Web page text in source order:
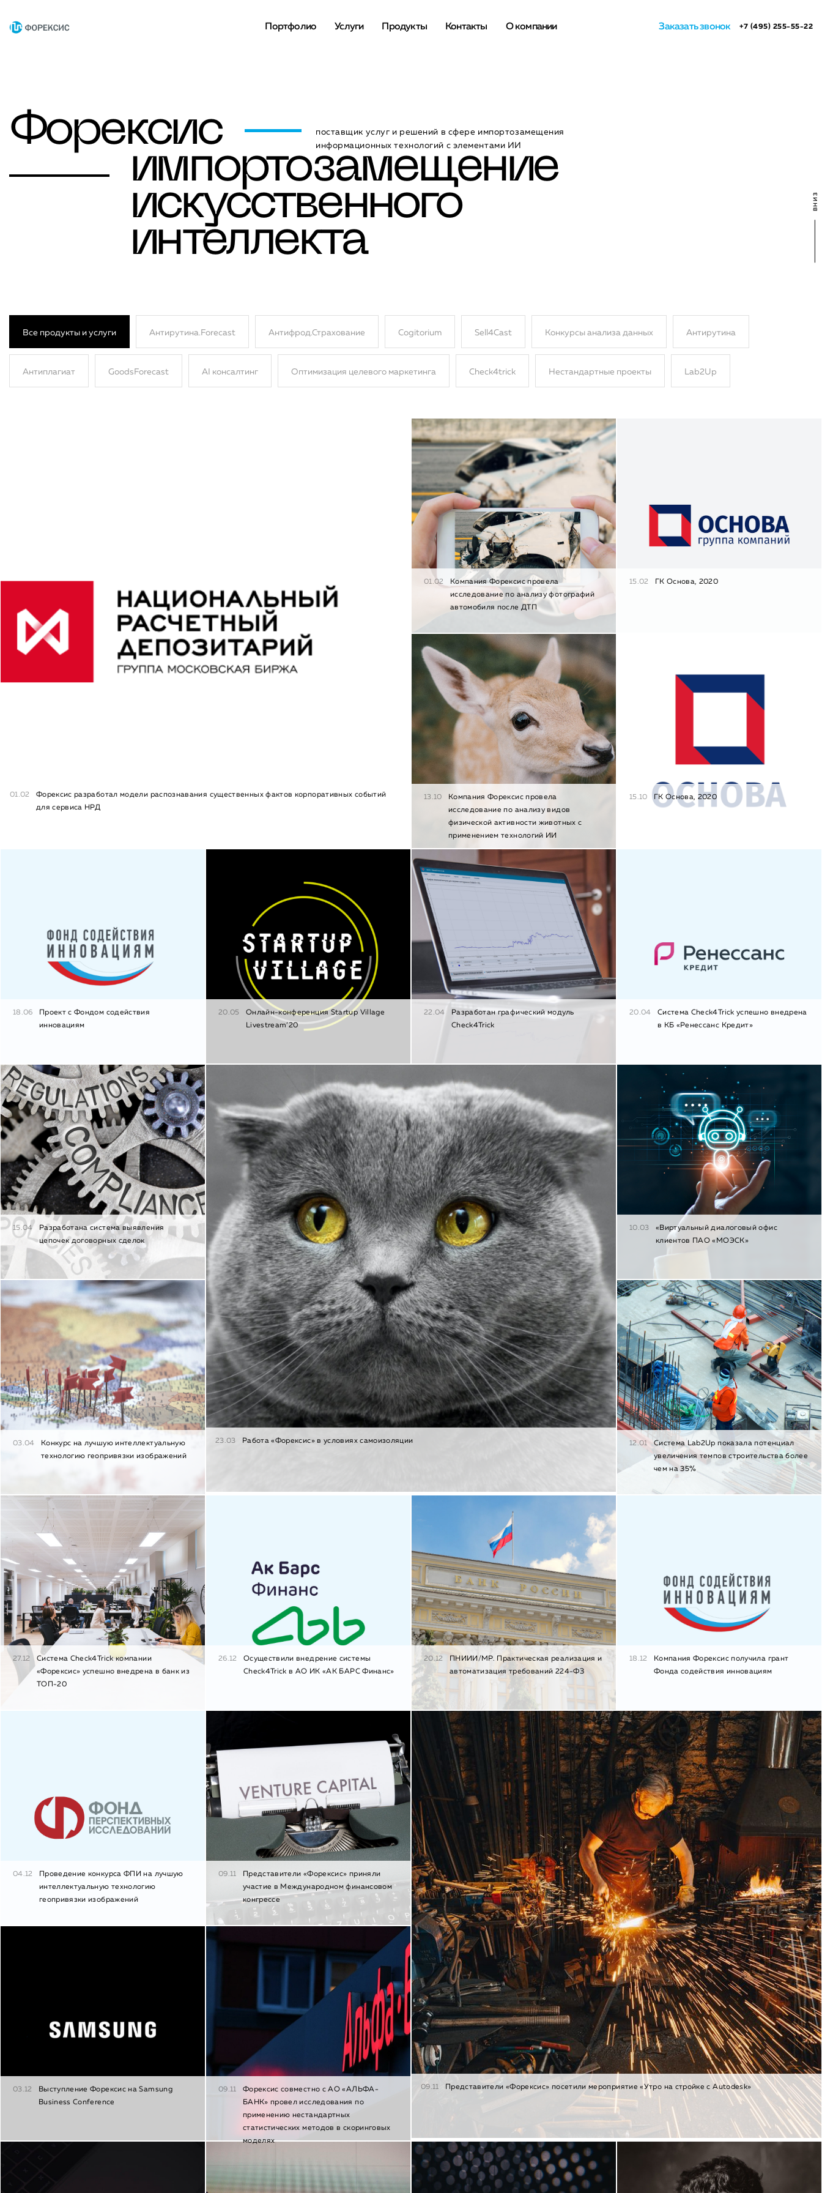
Портфолио Услуги Продукты Контакты О компании Заказать звонок +7 (495) 255-55-22
Форексис
импортозамещение
искусственного
интеллекта
поставщик услуг и решений в сфере импортозамещения
информационных технологий с элементами ИИ
ВНИЗ
Все продукты и услуги Антирутина.Forecast Антифрод.Страхование Cogitorium Sell4Cast Конкурсы анализа данных Антирутина
Антиплагиат GoodsForecast AI консалтинг Оптимизация целевого маркетинга Сheck4trick Нестандартные проекты Lab2Up
01.02
Форексис разработал модели распознавания существенных фактов корпоративных событий
для сервиса НРД
01.02
Компания Форексис провела
исследование по анализу фотографий
автомобиля после ДТП
13.10
Компания Форексис провела
исследование по анализу видов
физической активности животных с
применением технологий ИИ
15.02 ГК Основа, 2020
15.10 ГК Основа, 2020
18.06
Проект с Фондом содействия
инновациям
20.05
Онлайн-конференция Startup Village
Livestream’20
22.04
Разработан графический модуль
Check4Trick
20.04
Система Check4Trick успешно внедрена
в КБ «Ренессанс Кредит»
15.04
Разработана система выявления
цепочек договорных сделок
03.04
Конкурс на лучшую интеллектуальную
технологию геопривязки изображений
23.03 Работа «Форексис» в условиях самоизоляции
10.03
«Виртуальный диалоговый офис
клиентов ПАО «МОЭСК»
12.01
Cистема Lab2Up показала потенциал
увеличения темпов строительства более
чем на 35%
27.12
Система Check4Trick компании
«Форексис» успешно внедрена в банк из
ТОП-20
26.12
Осуществили внедрение системы
Check4Trick в АО ИК «АК БАРС Финанс»
20.12
ПНИИИ/МР. Практическая реализация и
автоматизация требований 224-ФЗ
18.12
Компания Форексис получила грант
Фонда содействия инновациям
04.12
Проведение конкурса ФПИ на лучшую
интеллектуальную технологию
геопривязки изображений
03.12
Выступление Форексис на Samsung
Business Conference
09.11
Представители «Форексис» приняли
участие в Международном финансовом
конгрессе
09.11
Форексис совместно с АО «АЛЬФА-
БАНК» провел исследования по
применению нестандартных
статистических методов в скоринговых
моделях
09.11 Представители «Форексис» посетили мероприятие «Утро на стройке с Autodesk»